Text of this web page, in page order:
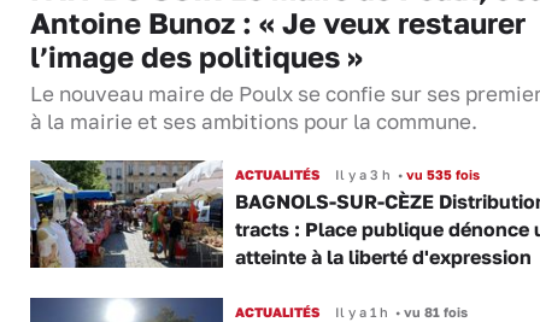
Antoine Bunoz : « Je veux restaurer
l’image des politiques »
Le nouveau maire de Poulx se confie sur ses
à la mairie et ses ambitions pour la commune.
ACTUALITÉS Il y a 3 h •vu 535 fois
BAGNOLS-SUR-CÈZE
tracts : Place publique dénonce
atteinte à la liberté d'expression
ACTUALITÉS Il y a 1 h •vu 81 fois